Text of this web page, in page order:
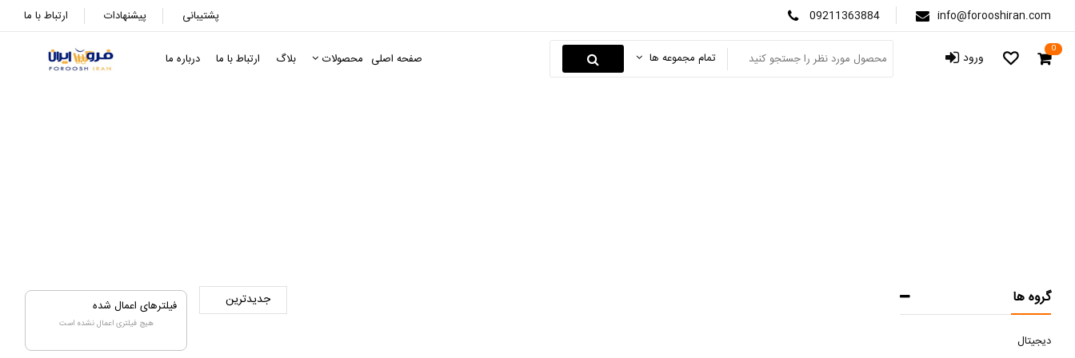
ارتباط با ما پیشنهادات پشتیبانی 09211363884 info@forooshiran.com
صفحه اصلی محصولات بلاگ ارتباط با ما درباره ما تمام مجموعه ها ورود 0
فیلترهای اعمال شده
هیچ فیلتری اعمال نشده است
گروه ها
دیجیتال